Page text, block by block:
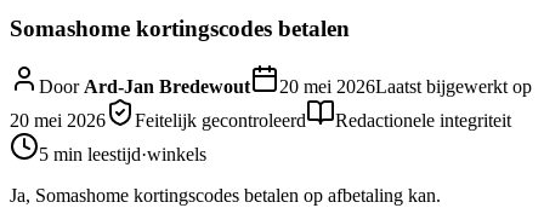
Somashome kortingscodes betalen
DoorArd-Jan Bredewout 20 mei 2026Laatst bijgewerkt op
20 mei 2026
Feitelijk gecontroleerd
Redactionele integriteit
5 min leestijd·winkels
Ja, Somashome kortingscodes betalen op afbetaling kan.